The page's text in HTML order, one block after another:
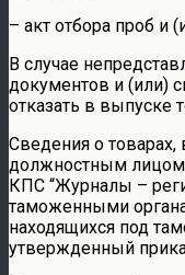
– акт отбора проб и
В случае
документов и (или)
отказать в выпуске
Сведения о
должностным лицом
КПС “Журналы –
таможенными
находящихся под
утвержденный